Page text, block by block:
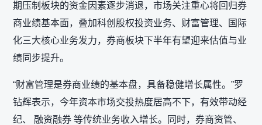
期压制板块的资金因素逐步消退，市场关注重心将回归券
商业绩基本面，叠加科创股权投资业务、财富管理、国际
化三大核心业务发力，券商板块下半年有望迎来估值与业
绩同步提升。
“财富管理是券商业绩的基本盘，具备稳健增长属性。”罗
钻辉表示，今年资本市场交投热度居高不下，有效带动经
纪、 融资融券 等传统业务收入增长。同时，券商资管、